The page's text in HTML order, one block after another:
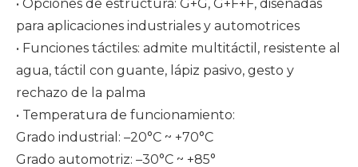
• Opciones de estructura: G+G, G+F+F, diseñadas
para aplicaciones industriales y automotrices
• Funciones táctiles: admite multitáctil, resistente al
agua, táctil con guante, lápiz pasivo, gesto y
rechazo de la palma
• Temperatura de funcionamiento:
Grado industrial: –20°C ~ +70°C
Grado automotriz: –30°C ~ +85°